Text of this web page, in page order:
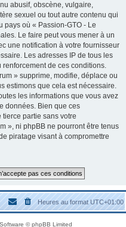
abusif, obscène, vulgaire,
sexuel ou tout autre contenu qui
pays où « Passion-GTO - Le
Le faire peut vous mener à un
une notification à votre fournisseur
Les adresses IP de tous les
de ces conditions.
» supprime, modifie, déplace ou
estimons que cela est nécessaire.
les informations que vous avez
données. Bien que ces
partie sans votre
», ni phpBB ne pourront être tenus
piratage visant à compromettre
Heures au formatUTC+01:00
© phpBB Limited